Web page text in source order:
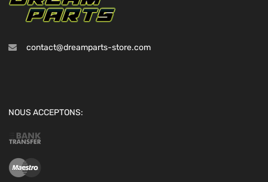
contact@dreamparts-store.com
NOUS ACCEPTONS: